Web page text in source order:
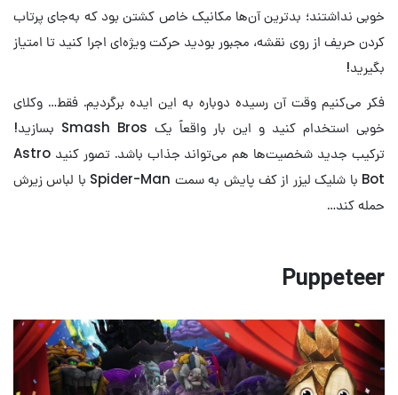
خوبی نداشتند؛ بدترین آن‌ها مکانیک خاص کشتن بود که به‌جای پرتاب
کردن حریف از روی نقشه، مجبور بودید حرکت ویژه‌ای اجرا کنید تا امتیاز
بگیرید!
فکر می‌کنیم وقت آن رسیده دوباره به این ایده برگردیم. فقط… وکلای
خوبی استخدام کنید و این بار واقعاً یک Smash Bros بسازید!
ترکیب جدید شخصیت‌ها هم می‌تواند جذاب باشد. تصور کنید Astro
Bot با شلیک لیزر از کف پایش به سمت Spider-Man با لباس زیرش
حمله کند…
Puppeteer